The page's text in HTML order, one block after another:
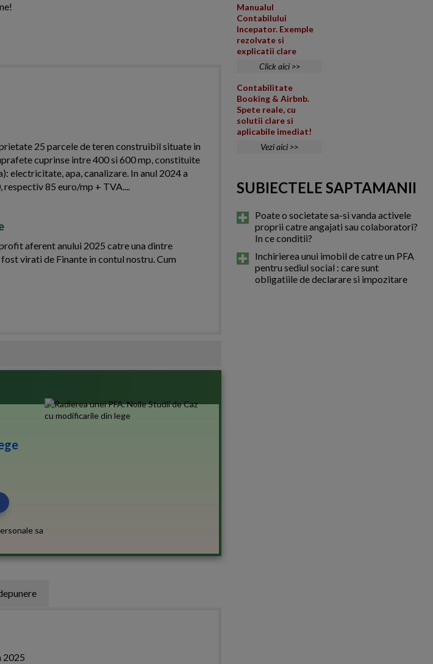
25 parcele de teren construibil situate in
cuprinse intre 400 si 600 mp, constituite
electricitate, apa, canalizare. In anul 2024 a
respectiv 85 euro/mp + TVA....
aferent anului 2025 catre una dintre
virati de Finante in contul nostru. Cum
sa
2025
Manualul
Contabilului
Incepator. Exemple
rezolvate si
explicatii clare
Click aici >>
Contabilitate
Booking & Airbnb.
Spete reale, cu
solutii clare si
aplicabile imediat!
Vezi aici >>
SUBIECTELE SAPTAMANII
Poate o societate sa-si vanda activele
proprii catre angajati sau colaboratori?
In ce conditii?
Inchirierea unui imobil de catre un PFA
pentru sediul social : care sunt
obligatiile de declarare si impozitare